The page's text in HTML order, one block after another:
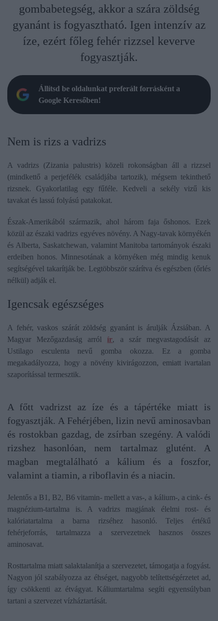
gombabetegség, akkor a szára zöldség
gyanánt is fogyasztható. Igen intenzív az
íze, ezért főleg fehér rizzsel keverve
fogyasztják.
Állítsd be oldalunkat preferált forrásként a
Google Keresőben!
Nem is rizs a vadrizs
A vadrizs (Zizania palustris) közeli rokonságban áll a rizzsel
(mindkettő a perjefélék családjába tartozik), mégsem tekinthető
rizsnek. Gyakorlatilag egy fűféle. Kedveli a sekély vizű kis
tavakat és lassú folyású patakokat.
Észak-Amerikából származik, ahol három faja őshonos. Ezek
közül az északi vadrizs egyéves növény. A Nagy-tavak környékén
és Alberta, Saskatchewan, valamint Manitoba tartományok északi
erdeiben honos. Minnesotának a környéken még mindig kenuk
segítségével takarítják be. Legtöbbször szárítva és egészben (őrlés
nélkül) adják el.
Igencsak egészséges
A fehér, vaskos szárát zöldség gyanánt is árulják Ázsiában. A
Magyar Mezőgazdaság arról ír, a szár megvastagodását az
Ustilago esculenta nevű gomba okozza. Ez a gomba
megakadályozza, hogy a növény kivirágozzon, emiatt ivartalan
szaporítással termesztik.
A főtt vadrizst az íze és a tápértéke miatt is
fogyasztják. A Fehérjében, lizin nevű aminosavban
és rostokban gazdag, de zsírban szegény. A valódi
rizshez hasonlóan, nem tartalmaz glutént. A
magban megtalálható a kálium és a foszfor,
valamint a tiamin, a riboflavin és a niacin.
Jelentős a B1, B2, B6 vitamin- mellett a vas-, a kálium-, a cink- és
magnézium-tartalma is. A vadrizs magjának élelmi rost- és
kalóriatartalma a barna rizséhez hasonló. Teljes értékű
fehérjeforrás, tartalmazza a szervezetnek hasznos összes
aminosavat.
Rosttartalma miatt salaktalanítja a szervezetet, támogatja a fogyást.
Nagyon jól szabályozza az éhséget, nagyobb telítettségérzetet ad,
így csökkenti az étvágyat. Káliumtartalma segíti egyensúlyban
tartani a szervezet vízháztartását.